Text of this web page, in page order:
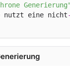
Generierung"
nutzt eine nicht-